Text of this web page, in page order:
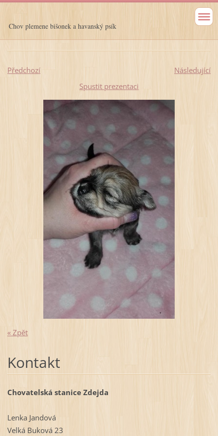
Chov plemene bišonek a havanský psík
Předchozí
Následující
Spustit prezentaci
« Zpět
Kontakt
Chovatelská stanice Zdejda
Lenka Jandová
Velká Buková 23